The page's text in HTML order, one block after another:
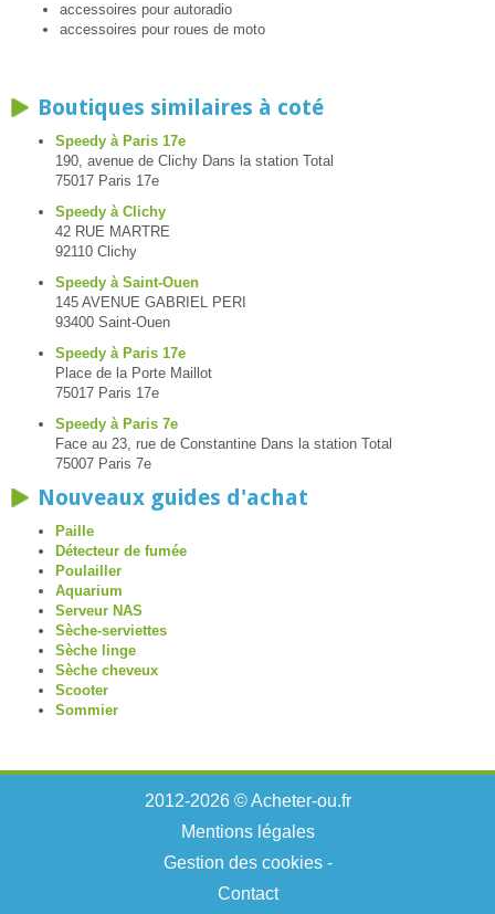
accessoires pour autoradio
accessoires pour roues de moto
Boutiques similaires à coté
Speedy à Paris 17e
190, avenue de Clichy Dans la station Total
75017 Paris 17e
Speedy à Clichy
42 RUE MARTRE
92110 Clichy
Speedy à Saint-Ouen
145 AVENUE GABRIEL PERI
93400 Saint-Ouen
Speedy à Paris 17e
Place de la Porte Maillot
75017 Paris 17e
Speedy à Paris 7e
Face au 23, rue de Constantine Dans la station Total
75007 Paris 7e
Nouveaux guides d'achat
Paille
Détecteur de fumée
Poulailler
Aquarium
Serveur NAS
Sèche-serviettes
Sèche linge
Sèche cheveux
Scooter
Sommier
2012-2026 © Acheter-ou.fr
Mentions légales
Gestion des cookies-
Contact